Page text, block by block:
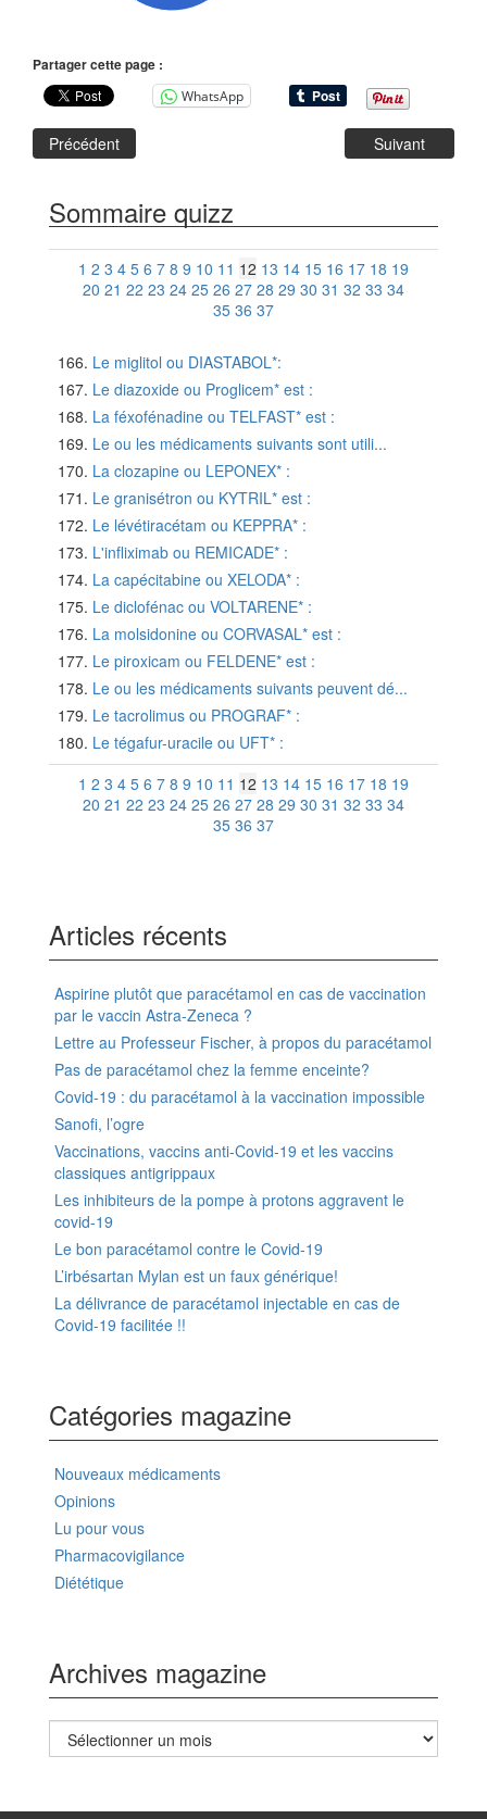
Partager cette page :
WhatsApp
Précédent Suivant
Sommaire quizz
1 2 3 4 5 6 7 8 9 10 11 12 13 14 15 16 17 18 19
20 21 22 23 24 25 26 27 28 29 30 31 32 33 34
35 36 37
Le miglitol ou DIASTABOL*:
Le diazoxide ou Proglicem* est :
La féxofénadine ou TELFAST* est :
Le ou les médicaments suivants sont utili...
La clozapine ou LEPONEX* :
Le granisétron ou KYTRIL* est :
Le lévétiracétam ou KEPPRA* :
L'infliximab ou REMICADE* :
La capécitabine ou XELODA* :
Le diclofénac ou VOLTARENE* :
La molsidonine ou CORVASAL* est :
Le piroxicam ou FELDENE* est :
Le ou les médicaments suivants peuvent dé...
Le tacrolimus ou PROGRAF* :
Le tégafur-uracile ou UFT* :
1 2 3 4 5 6 7 8 9 10 11 12 13 14 15 16 17 18 19
20 21 22 23 24 25 26 27 28 29 30 31 32 33 34
35 36 37
Articles récents
Aspirine plutôt que paracétamol en cas de vaccination
par le vaccin Astra-Zeneca ?
Lettre au Professeur Fischer, à propos du paracétamol
Pas de paracétamol chez la femme enceinte?
Covid-19 : du paracétamol à la vaccination impossible
Sanofi, l’ogre
Vaccinations, vaccins anti-Covid-19 et les vaccins
classiques antigrippaux
Les inhibiteurs de la pompe à protons aggravent le
covid-19
Le bon paracétamol contre le Covid-19
L’irbésartan Mylan est un faux générique!
La délivrance de paracétamol injectable en cas de
Covid-19 facilitée !!
Catégories magazine
Nouveaux médicaments
Opinions
Lu pour vous
Pharmacovigilance
Diététique
Archives magazine
Archives
magazine